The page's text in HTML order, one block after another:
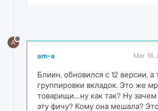
A
am-a Mar 16,
Блиин, обновился с 12 версии, а
группировки вкладок. Это же
товарищи....ну как так? Ну
эту фичу? Кому она мешала?